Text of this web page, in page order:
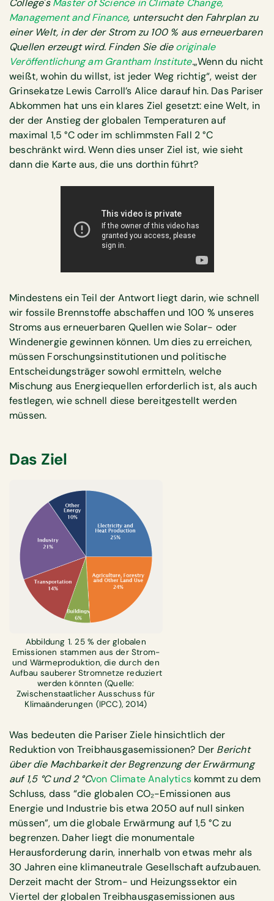
College'sMaster of Science in Climate Change,
Management and Finance, untersucht den Fahrplan zu
einer Welt, in der der Strom zu 100 % aus erneuerbaren
Quellen erzeugt wird. Finden Sie dieoriginale
Veröffentlichung am Grantham Institute.„Wenn du nicht
weißt, wohin du willst, ist jeder Weg richtig“, weist der
Grinsekatze Lewis Carroll’s Alice darauf hin. Das Pariser
Abkommen hat uns ein klares Ziel gesetzt: eine Welt, in
der der Anstieg der globalen Temperaturen auf
maximal 1,5 °C oder im schlimmsten Fall 2 °C
beschränkt wird. Wenn dies unser Ziel ist, wie sieht
dann die Karte aus, die uns dorthin führt?
Mindestens ein Teil der Antwort liegt darin, wie schnell
wir fossile Brennstoffe abschaffen und 100 % unseres
Stroms aus erneuerbaren Quellen wie Solar- oder
Windenergie gewinnen können. Um dies zu erreichen,
müssen Forschungsinstitutionen und politische
Entscheidungsträger sowohl ermitteln, welche
Mischung aus Energiequellen erforderlich ist, als auch
festlegen, wie schnell diese bereitgestellt werden
müssen.
Das Ziel
Abbildung 1. 25 % der globalen
Emissionen stammen aus der Strom-
und Wärmeproduktion, die durch den
Aufbau sauberer Stromnetze reduziert
werden könnten (Quelle:
Zwischenstaatlicher Ausschuss für
Klimaänderungen (IPCC), 2014)
Was bedeuten die Pariser Ziele hinsichtlich der
Reduktion von Treibhausgasemissionen? Der Bericht
über die Machbarkeit der Begrenzung der Erwärmung
auf 1,5 °C und 2 °Cvon Climate Analytics kommt zu dem
Schluss, dass “die globalen CO₂-Emissionen aus
Energie und Industrie bis etwa 2050 auf null sinken
müssen”, um die globale Erwärmung auf 1,5 °C zu
begrenzen. Daher liegt die monumentale
Herausforderung darin, innerhalb von etwas mehr als
30 Jahren eine klimaneutrale Gesellschaft aufzubauen.
Derzeit macht der Strom- und Heizungssektor ein
Viertel der globalen Treibhausgasemissionen aus